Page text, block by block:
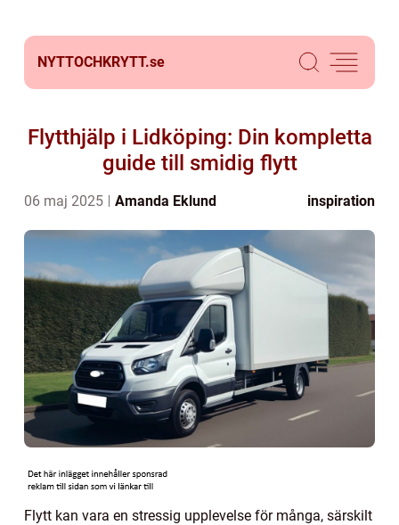
NYTTOCHKRYTT.se
Flytthjälp i Lidköping: Din kompletta
guide till smidig flytt
06 maj 2025 Amanda Eklund inspiration
Flytt kan vara en stressig upplevelse för många, särskilt